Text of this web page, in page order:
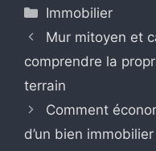
Catégories
Immobilier
Mur mitoyen et
comprendre la
terrain
Comment
d’un bien